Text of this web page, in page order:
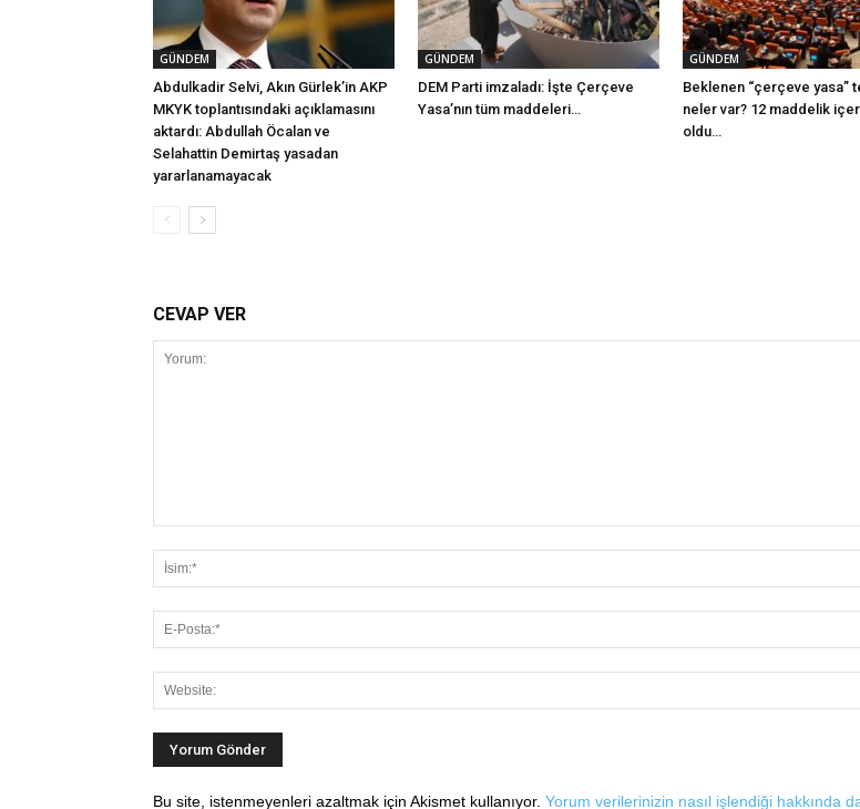
GÜNDEM
Abdulkadir Selvi, Akın Gürlek’in AKP
MKYK toplantısındaki açıklamasını
aktardı: Abdullah Öcalan ve
Selahattin Demirtaş yasadan
yararlanamayacak
GÜNDEM
DEM Parti imzaladı: İşte Çerçeve
Yasa’nın tüm maddeleri…
GÜNDEM
Beklenen “çerçeve yasa”
neler var? 12 maddelik
oldu…
CEVAP VER
Bu site, istenmeyenleri azaltmak için Akismet kullanıyor. Yorum verilerinizin nasıl işlendiği hakkında